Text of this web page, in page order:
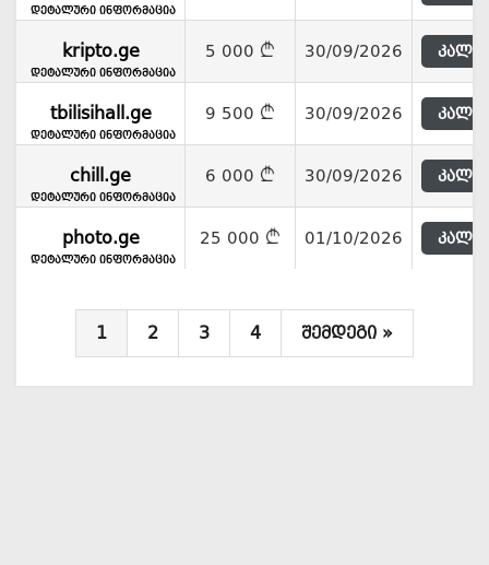
დეტალური ინფორმაცია
kripto.ge
დეტალური ინფორმაცია
5 000 30/09/2026
tbilisihall.ge
დეტალური ინფორმაცია
9 500 30/09/2026
chill.ge
დეტალური ინფორმაცია
6 000 30/09/2026
photo.ge
დეტალური ინფორმაცია
25 000 01/10/2026
1 2 3 4 შემდეგი »